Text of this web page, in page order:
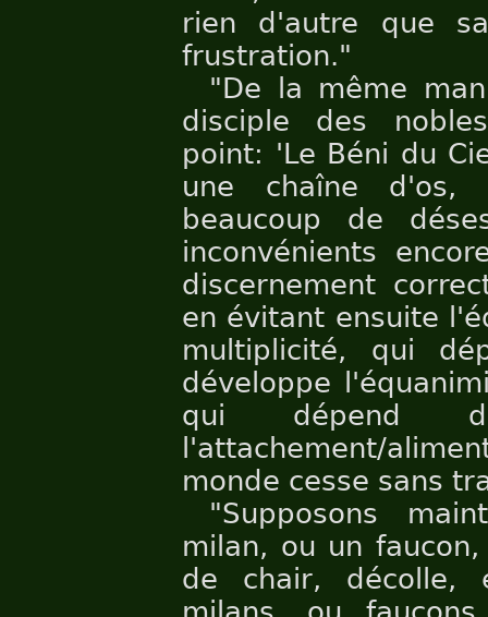
rien d'autre que
frustration."
"De la même
disciple des
point: 'Le Béni du
une chaîne d'os,
beaucoup de
inconvénients
discernement
en évitant ensuite
multiplicité, qui
développe
qui dépend
l'attachement/
monde cesse sans
"Supposons
milan, ou un
de chair, décolle,